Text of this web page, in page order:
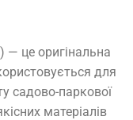
— це оригінальна
для
садово-паркової
матеріалів